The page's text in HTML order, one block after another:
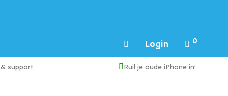
Login 0
support Ruil je oude iPhone in!